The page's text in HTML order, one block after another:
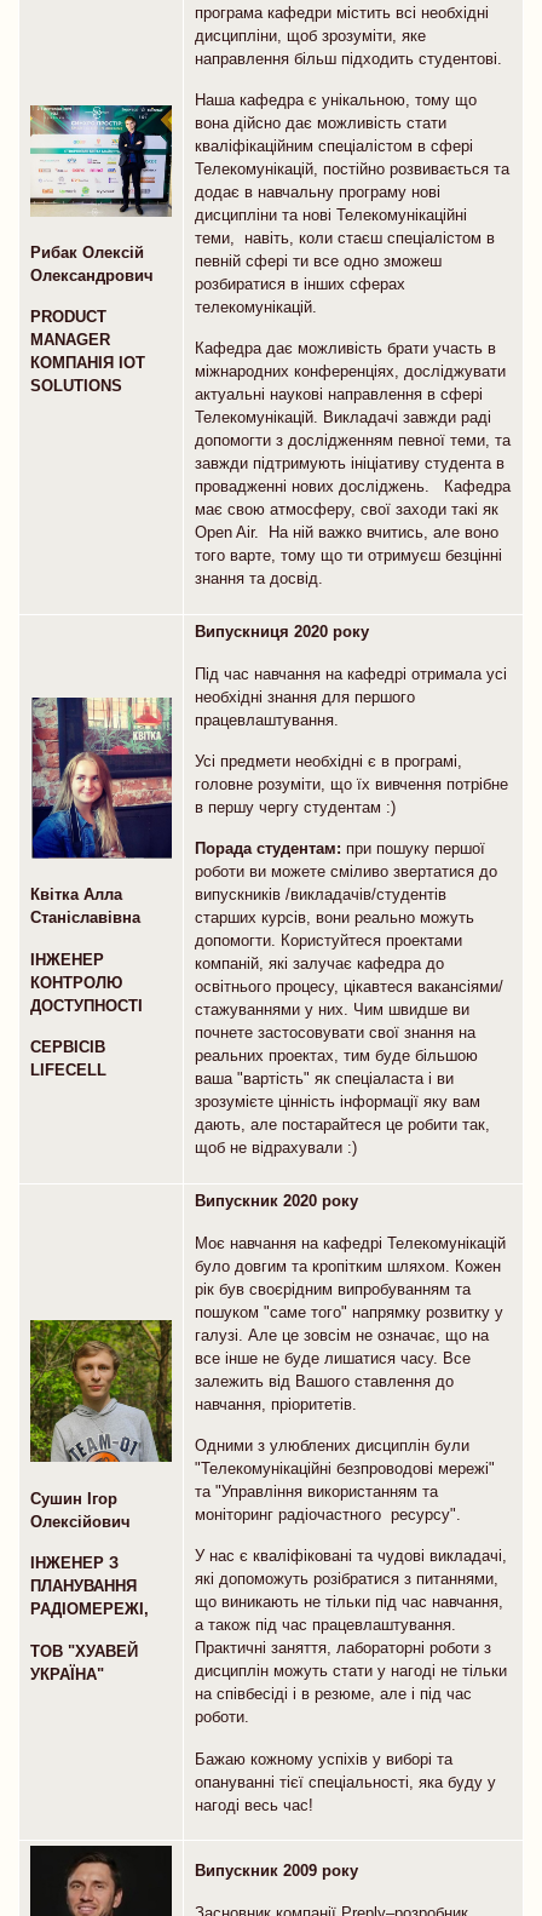
Рибак Олексій
Олександрович
PRODUCT
MANAGER
КОМПАНІЯ
IOT
SOLUTIONS
програма кафедри містить всі необхідні
дисципліни, щоб зрозуміти, яке
направлення більш підходить студентові.
Наша кафедра є унікальною, тому що
вона дійсно дає можливість стати
кваліфікаційним спеціалістом в сфері
Телекомунікацій, постійно розвивається та
додає в навчальну програму нові
дисципліни та нові Телекомунікаційні
теми, навіть, коли стаєш спеціалістом в
певній сфері ти все одно зможеш
розбиратися в інших сферах
телекомунікацій.
Кафедра дає можливість брати участь в
міжнародних конференціях, досліджувати
актуальні наукові направлення в сфері
Телекомунікацій. Викладачі завжди раді
допомогти з дослідженням певної теми, та
завжди підтримують ініціативу студента в
провадженні нових досліджень. Кафедра
має свою атмосферу, свої заходи такі як
Open Air. На ній важко вчитись, але воно
того варте, тому що ти отримуєш безцінні
знання та досвід.
Квітка Алла
Станіславівна
ІНЖЕНЕР
КОНТРОЛЮ
ДОСТУПНОСТІ
СЕРВІСІВ
LIFECELL
Випускниця 2020 року
Під час навчання на кафедрі отримала усі
необхідні знання для першого
працевлаштування.
Усі предмети необхідні є в програмі,
головне розуміти, що їх вивчення потрібне
в першу чергу студентам :)
Порадастудентам: при пошуку першої
роботи ви можете сміливо звертатися до
випускників /викладачів/студентів
старших курсів, вони реально можуть
допомогти. Користуйтеся проектами
компаній, які залучає кафедра до
освітнього процесу, цікавтеся вакансіями/
стажуваннями у них. Чим швидше ви
почнете застосовувати свої знання на
реальних проектах, тим буде більшою
ваша "вартість" як спеціаласта і ви
зрозумієте цінність інформації яку вам
дають, але постарайтеся це робити так,
щоб не відрахували :)
Сушин Ігор
Олексійович
ІНЖЕНЕР З
ПЛАНУВАННЯ
РАДІОМЕРЕЖІ,
ТОВ "ХУАВЕЙ
УКРАЇНА"
Випускник 2020 року
Моє навчання на кафедрі Телекомунікацій
було довгим та кропітким шляхом. Кожен
рік був своєрідним випробуванням та
пошуком "саме того" напрямку розвитку у
галузі. Але це зовсім не означає, що на
все інше не буде лишатися часу. Все
залежить від Вашого ставлення до
навчання, пріоритетів.
Одними з улюблених дисциплін були
"Телекомунікаційні безпроводові мережі"
та "Управління використанням та
моніторинг радіочастного ресурсу".
У нас є кваліфіковані та чудові викладачі,
які допоможуть розібратися з питаннями,
що виникають не тільки під час навчання,
а також під час працевлаштування.
Практичні заняття, лабораторні роботи з
дисциплін можуть стати у нагоді не тільки
на співбесіді і в резюме, але і під час
роботи.
Бажаю кожному успіхів у виборі та
опануванні тієї спеціальності, яка буду у
нагоді весь час!
Випускник 2009 року